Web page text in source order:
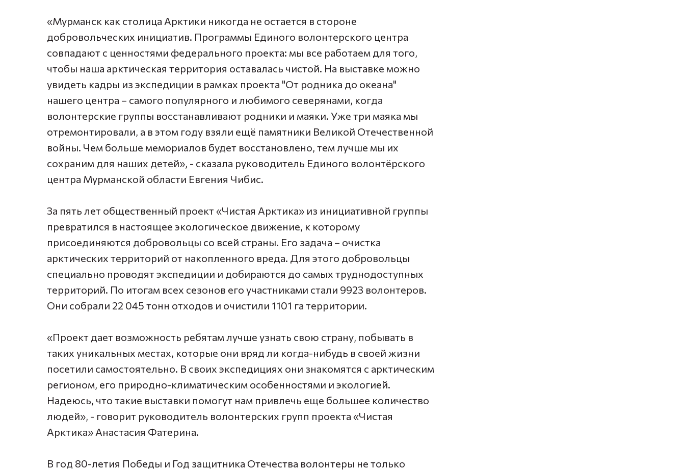
«Мурманск как столица Арктики никогда не остается в стороне
добровольческих инициатив. Программы Единого волонтерского центра
совпадают с ценностями федерального проекта: мы все работаем для того,
чтобы наша арктическая территория оставалась чистой. На выставке можно
увидеть кадры из экспедиции в рамках проекта "От родника до океана"
нашего центра – самого популярного и любимого северянами, когда
волонтерские группы восстанавливают родники и маяки. Уже три маяка мы
отремонтировали, а в этом году взяли ещё памятники Великой Отечественной
войны. Чем больше мемориалов будет восстановлено, тем лучше мы их
сохраним для наших детей», - сказала руководитель Единого волонтёрского
центра Мурманской области Евгения Чибис.
За пять лет общественный проект «Чистая Арктика» из инициативной группы
превратился в настоящее экологическое движение, к которому
присоединяются добровольцы со всей страны. Его задача – очистка
арктических территорий от накопленного вреда. Для этого добровольцы
специально проводят экспедиции и добираются до самых труднодоступных
территорий. По итогам всех сезонов его участниками стали 9923 волонтеров.
Они собрали 22 045 тонн отходов и очистили 1101 га территории.
«Проект дает возможность ребятам лучше узнать свою страну, побывать в
таких уникальных местах, которые они вряд ли когда-нибудь в своей жизни
посетили самостоятельно. В своих экспедициях они знакомятся с арктическим
регионом, его природно-климатическим особенностями и экологией.
Надеюсь, что такие выставки помогут нам привлечь еще большее количество
людей», - говорит руководитель волонтерских групп проекта «Чистая
Арктика» Анастасия Фатерина.
В год 80-летия Победы и Год защитника Отечества волонтеры не только